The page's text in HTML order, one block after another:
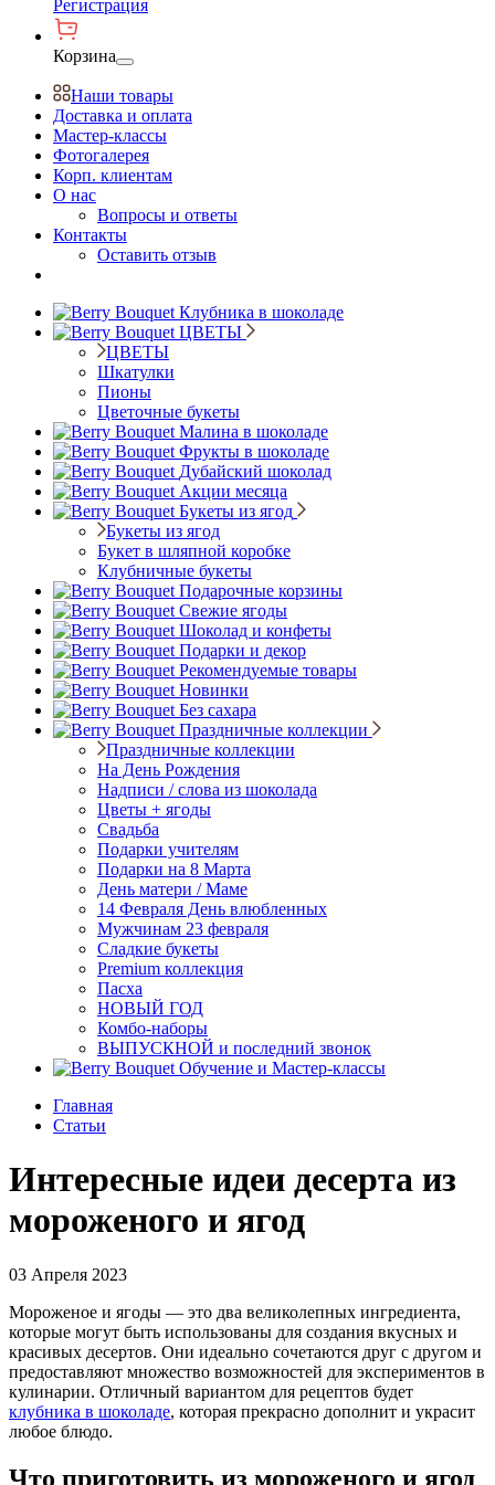
Регистрация
Корзина
Наши товары
Доставка и оплата
Мастер-классы
Фотогалерея
Корп. клиентам
О нас
Вопросы и ответы
Контакты
Оставить отзыв
Клубника в шоколаде
ЦВЕТЫ
ЦВЕТЫ
Шкатулки
Пионы
Цветочные букеты
Малина в шоколаде
Фрукты в шоколаде
Дубайский шоколад
Акции месяца
Букеты из ягод
Букеты из ягод
Букет в шляпной коробке
Клубничные букеты
Подарочные корзины
Свежие ягоды
Шоколад и конфеты
Подарки и декор
Рекомендуемые товары
Новинки
Без сахара
Праздничные коллекции
Праздничные коллекции
На День Рождения
Надписи / слова из шоколада
Цветы + ягоды
Свадьба
Подарки учителям
Подарки на 8 Марта
День матери / Маме
14 Февраля День влюбленных
Мужчинам 23 февраля
Сладкие букеты
Premium коллекция
Пасха
НОВЫЙ ГОД
Комбо-наборы
ВЫПУСКНОЙ и последний звонок
Обучение и Мастер-классы
Главная
Статьи
Интересные идеи десерта из
мороженого и ягод
03 Апреля 2023
Мороженое и ягоды — это два великолепных ингредиента,
которые могут быть использованы для создания вкусных и
красивых десертов. Они идеально сочетаются друг с другом и
предоставляют множество возможностей для экспериментов в
кулинарии. Отличный вариантом для рецептов будет
клубника в шоколаде, которая прекрасно дополнит и украсит
любое блюдо.
Что приготовить из мороженого и ягод